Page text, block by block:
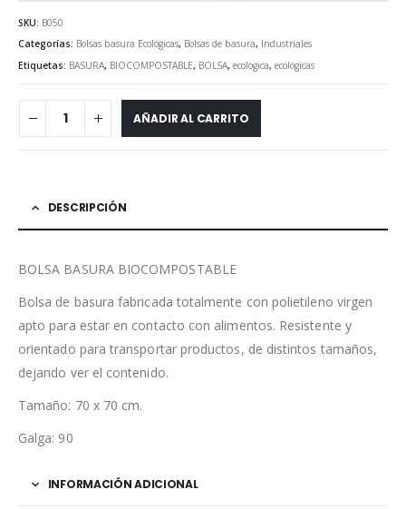
SKU: B050
Categorías: Bolsas basura Ecológicas, Bolsas de basura, Industriales
Etiquetas: BASURA, BIOCOMPOSTABLE, BOLSA, ecologica, ecologicas
AÑADIR AL CARRITO
DESCRIPCIÓN
BOLSA BASURA BIOCOMPOSTABLE
Bolsa de basura fabricada totalmente con polietileno virgen
apto para estar en contacto con alimentos. Resistente y
orientado para transportar productos, de distintos tamaños,
dejando ver el contenido.
Tamaño: 70 x 70 cm.
Galga: 90
INFORMACIÓN ADICIONAL